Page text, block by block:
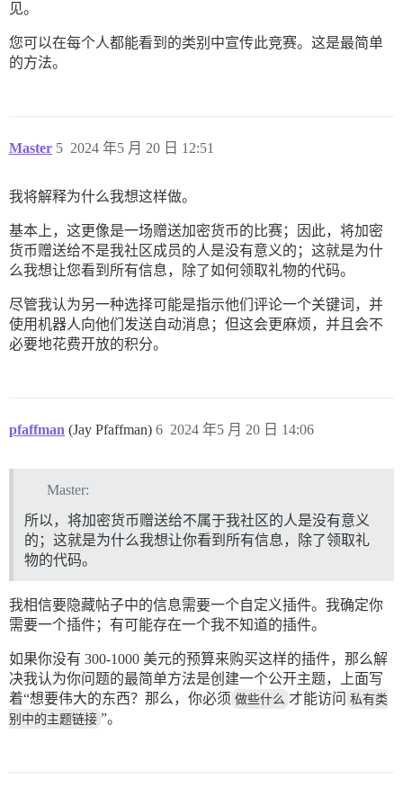
见。
您可以在每个人都能看到的类别中宣传此竞赛。这是最简单
的方法。
Master 2024 年5 月 20 日 12:51
5
我将解释为什么我想这样做。
基本上，这更像是一场赠送加密货币的比赛；因此，将加密
货币赠送给不是我社区成员的人是没有意义的；这就是为什
么我想让您看到所有信息，除了如何领取礼物的代码。
尽管我认为另一种选择可能是指示他们评论一个关键词，并
使用机器人向他们发送自动消息；但这会更麻烦，并且会不
必要地花费开放的积分。
pfaffman (Jay Pfaffman) 2024 年5 月 20 日 14:06
6
Master:
所以，将加密货币赠送给不属于我社区的人是没有意义
的；这就是为什么我想让你看到所有信息，除了领取礼
物的代码。
我相信要隐藏帖子中的信息需要一个自定义插件。我确定你
需要一个插件；有可能存在一个我不知道的插件。
如果你没有 300-1000 美元的预算来购买这样的插件，那么解
决我认为你问题的最简单方法是创建一个公开主题，上面写
着“想要伟大的东西？那么，你必须 做些什么 才能访问 私有类
别中的主题链接 ”。